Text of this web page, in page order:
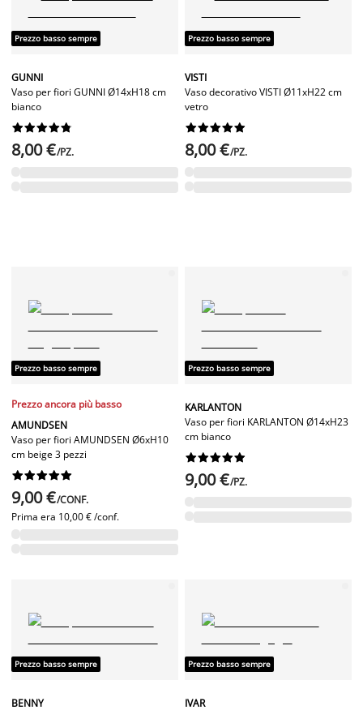
Prezzo basso sempre
GUNNI
Vaso per fiori GUNNI Ø14xH18 cm
bianco






8,00 €/PZ.
Prezzo basso sempre
VISTI
Vaso decorativo VISTI Ø11xH22 cm
vetro






8,00 €/PZ.
Prezzo basso sempre
Prezzo ancora più basso
AMUNDSEN
Vaso per fiori AMUNDSEN Ø6xH10
cm beige 3 pezzi






9,00 €/CONF.
Prima era 10,00 € /conf.
Prezzo basso sempre
KARLANTON
Vaso per fiori KARLANTON Ø14xH23
cm bianco






9,00 €/PZ.
Prezzo basso sempre
BENNY
Prezzo basso sempre
IVAR